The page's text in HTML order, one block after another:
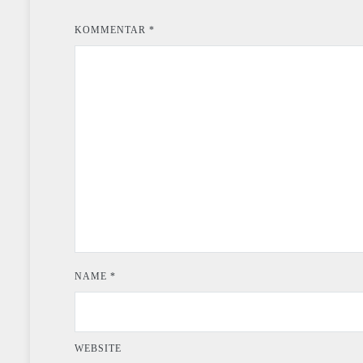
KOMMENTAR *
NAME *
WEBSITE